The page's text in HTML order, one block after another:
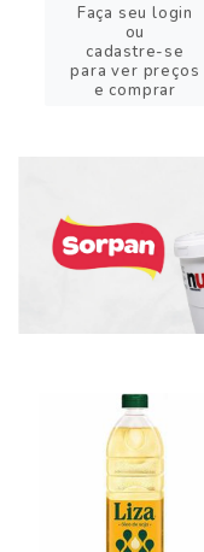
Faça seu login
ou
cadastre-se
para ver preços
e comprar